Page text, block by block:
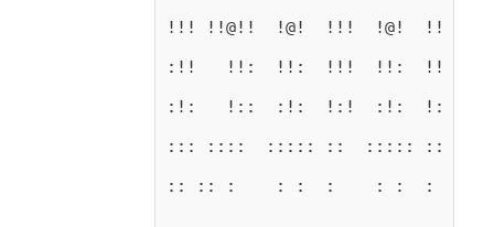
!!! !!@!!  !@!  !!!  !@!  !!!
:!!   !!:  !!:  !!!  !!:  !!!
:!:   !::  :!:  !:!  :!:  !:!
::: ::::  ::::: ::  ::::: ::
:: :: :    : :  :    : :  :   ::